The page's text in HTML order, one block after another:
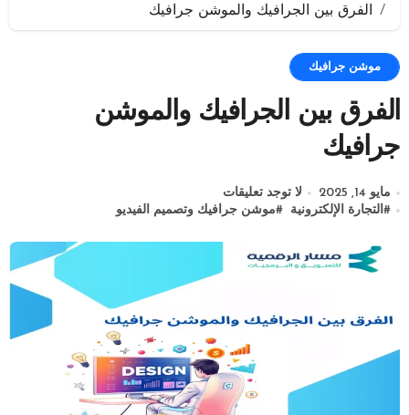
الفرق بين الجرافيك والموشن جرافيك
موشن جرافيك
الفرق بين الجرافيك والموشن
جرافيك
مايو 14, 2025
لا توجد تعليقات
#التجارة الإلكترونية #موشن جرافيك وتصميم الفيديو